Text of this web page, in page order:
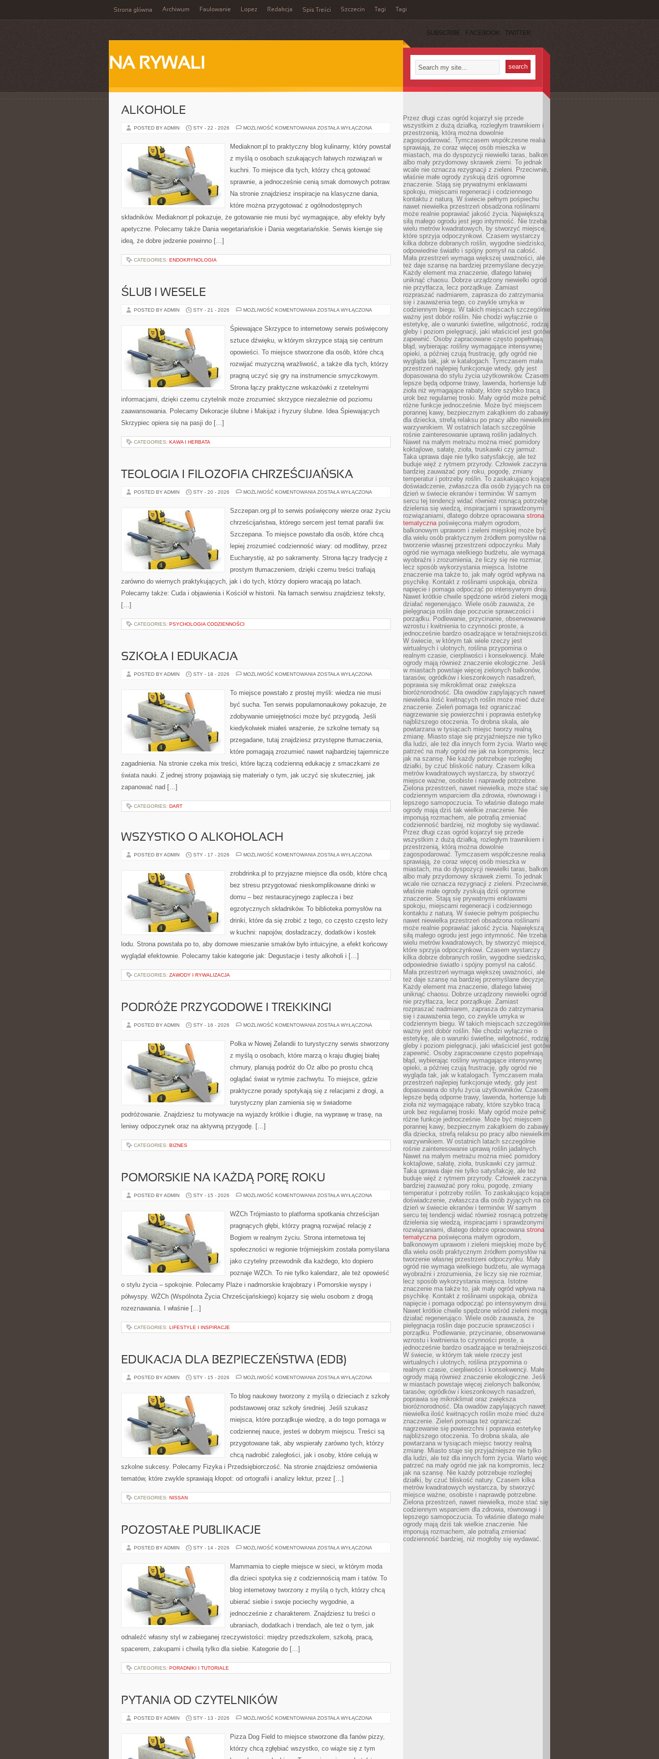
Strona główna Archiwum Faulowanie Lopez Redakcja Spis Treści Szczecin Tagi Tagi
SUBSCRIBE FACEBOOK TWITTER
NA RYWALI
ALKOHOLE
POSTED BY ADMIN STY - 22 - 2026 MOŻLIWOŚĆ KOMENTOWANIA ALKOHOLE
ZOSTAŁA WYŁĄCZONA
Mediaknorr.pl to praktyczny blog kulinarny, który powstał
z myślą o osobach szukających łatwych rozwiązań w
kuchni. To miejsce dla tych, którzy chcą gotować
sprawnie, a jednocześnie cenią smak domowych potraw.
Na stronie znajdziesz inspiracje na klasyczne dania,
które można przygotować z ogólnodostępnych
składników. Mediaknorr.pl pokazuje, że gotowanie nie musi być wymagające, aby efekty były
apetyczne. Polecamy także Dania wegetariańskie i Dania wegetariańskie. Serwis kieruje się
ideą, że dobre jedzenie powinno […]
CATEGORIES: ENDOKRYNOLOGIA
ŚLUB I WESELE
POSTED BY ADMIN STY - 21 - 2026 MOŻLIWOŚĆ KOMENTOWANIA ŚLUB
ZOSTAŁA WYŁĄCZONA
Śpiewające Skrzypce to internetowy serwis poświęcony
sztuce dźwięku, w którym skrzypce stają się centrum
opowieści. To miejsce stworzone dla osób, które chcą
rozwijać muzyczną wrażliwość, a także dla tych, którzy
pragną uczyć się gry na instrumencie smyczkowym.
Strona łączy praktyczne wskazówki z rzetelnymi
informacjami, dzięki czemu czytelnik może zrozumieć skrzypce niezależnie od poziomu
zaawansowania. Polecamy Dekoracje ślubne i Makijaż i fryzury ślubne. Idea Śpiewających
Skrzypiec opiera się na pasji do […]
CATEGORIES: KAWA I HERBATA
TEOLOGIA I FILOZOFIA CHRZEŚCIJAŃSKA
POSTED BY ADMIN STY - 20 - 2026 MOŻLIWOŚĆ KOMENTOWANIA TEOLOGIA
CHRZEŚCIJAŃSKA
ZOSTAŁA WYŁĄCZONA
Szczepan.org.pl to serwis poświęcony wierze oraz życiu
chrześcijaństwa, którego sercem jest temat parafii św.
Szczepana. To miejsce powstało dla osób, które chcą
lepiej zrozumieć codzienność wiary: od modlitwy, przez
Eucharystię, aż po sakramenty. Strona łączy tradycję z
prostym tłumaczeniem, dzięki czemu treści trafiają
zarówno do wiernych praktykujących, jak i do tych, którzy dopiero wracają po latach.
Polecamy także: Cuda i objawienia i Kościół w historii. Na łamach serwisu znajdziesz teksty,
[…]
CATEGORIES: PSYCHOLOGIA CODZIENNOŚCI
SZKOŁA I EDUKACJA
POSTED BY ADMIN STY - 18 - 2026 MOŻLIWOŚĆ KOMENTOWANIA SZKOŁA
ZOSTAŁA WYŁĄCZONA
To miejsce powstało z prostej myśli: wiedza nie musi
być sucha. Ten serwis popularnonaukowy pokazuje, że
zdobywanie umiejętności może być przygodą. Jeśli
kiedykolwiek miałeś wrażenie, że szkolne tematy są
przegadane, tutaj znajdziesz przystępne tłumaczenia,
które pomagają zrozumieć nawet najbardziej tajemnicze
zagadnienia. Na stronie czeka mix treści, które łączą codzienną edukację z smaczkami ze
świata nauki. Z jednej strony pojawiają się materiały o tym, jak uczyć się skuteczniej, jak
zapanować nad […]
CATEGORIES: DART
WSZYSTKO O ALKOHOLACH
POSTED BY ADMIN STY - 17 - 2026 MOŻLIWOŚĆ KOMENTOWANIA WSZYSTKO
ZOSTAŁA WYŁĄCZONA
zrobdrinka.pl to przyjazne miejsce dla osób, które chcą
bez stresu przygotować nieskomplikowane drinki w
domu – bez restauracyjnego zaplecza i bez
egzotycznych składników. To biblioteka pomysłów na
drinki, które da się zrobić z tego, co często często leży
w kuchni: napojów, dosładzaczy, dodatków i kostek
lodu. Strona powstała po to, aby domowe mieszanie smaków było intuicyjne, a efekt końcowy
wyglądał efektownie. Polecamy takie kategorie jak: Degustacje i testy alkoholi i […]
CATEGORIES: ZAWODY I RYWALIZACJA
PODRÓŻE PRZYGODOWE I TREKKINGI
POSTED BY ADMIN STY - 16 - 2026 MOŻLIWOŚĆ KOMENTOWANIA PODRÓŻE
TREKKINGI
ZOSTAŁA WYŁĄCZONA
Polka w Nowej Zelandii to turystyczny serwis stworzony
z myślą o osobach, które marzą o kraju długiej białej
chmury, planują podróż do Oz albo po prostu chcą
oglądać świat w rytmie zachwytu. To miejsce, gdzie
praktyczne porady spotykają się z relacjami z drogi, a
turystyczny plan zamienia się w świadome
podróżowanie. Znajdziesz tu motywacje na wyjazdy krótkie i długie, na wyprawę w trasę, na
leniwy odpoczynek oraz na aktywną przygodę. […]
CATEGORIES: BIZNES
POMORSKIE NA KAŻDĄ PORĘ ROKU
POSTED BY ADMIN STY - 15 - 2026 MOŻLIWOŚĆ KOMENTOWANIA POMORSKIE
PORĘ
ROKU
ZOSTAŁA WYŁĄCZONA
WŻCh Trójmiasto to platforma spotkania chrześcijan
pragnących głębi, którzy pragną rozwijać relację z
Bogiem w realnym życiu. Strona internetowa tej
społeczności w regionie trójmiejskim została pomyślana
jako czytelny przewodnik dla każdego, kto dopiero
poznaje WŻCh. To nie tylko kalendarz, ale też opowieść
o stylu życia – spokojnie. Polecamy Plaże i nadmorskie krajobrazy i Pomorskie wyspy i
półwyspy. WŻCh (Wspólnota Życia Chrześcijańskiego) kojarzy się wielu osobom z drogą
rozeznawania. I właśnie […]
CATEGORIES: LIFESTYLE I INSPIRACJE
EDUKACJA DLA BEZPIECZEŃSTWA (EDB)
POSTED BY ADMIN STY - 15 - 2026 MOŻLIWOŚĆ KOMENTOWANIA EDUKACJA
(EDB)
ZOSTAŁA WYŁĄCZONA
To blog naukowy tworzony z myślą o dzieciach z szkoły
podstawowej oraz szkoły średniej. Jeśli szukasz
miejsca, które porządkuje wiedzę, a do tego pomaga w
codziennej nauce, jesteś w dobrym miejscu. Treści są
przygotowane tak, aby wspierały zarówno tych, którzy
chcą nadrobić zaległości, jak i osoby, które celują w
szkolne sukcesy. Polecamy Fizyka i Przedsiębiorczość. Na stronie znajdziesz omówienia
tematów, które zwykle sprawiają kłopot: od ortografii i analizy lektur, przez […]
CATEGORIES: NISSAN
POZOSTAŁE PUBLIKACJE
POSTED BY ADMIN STY - 14 - 2026 MOŻLIWOŚĆ KOMENTOWANIA POZOSTAŁE
ZOSTAŁA WYŁĄCZONA
Mammamia to ciepłe miejsce w sieci, w którym moda
dla dzieci spotyka się z codziennością mam i tatów. To
blog internetowy tworzony z myślą o tych, którzy chcą
ubierać siebie i swoje pociechy wygodnie, a
jednocześnie z charakterem. Znajdziesz tu treści o
ubraniach, dodatkach i trendach, ale też o tym, jak
odnaleźć własny styl w zabieganej rzeczywistości: między przedszkolem, szkołą, pracą,
spacerem, zakupami i chwilą tylko dla siebie. Kategorie do […]
CATEGORIES: PORADNIKI I TUTORIALE
PYTANIA OD CZYTELNIKÓW
POSTED BY ADMIN STY - 13 - 2026 MOŻLIWOŚĆ KOMENTOWANIA PYTANIA
ZOSTAŁA WYŁĄCZONA
Pizza Dog Field to miejsce stworzone dla fanów pizzy,
którzy chcą zgłębiać wszystko, co wiąże się z tym
Przez długi czas ogród kojarzył się przede
wszystkim z dużą działką, rozległym trawnikiem i
przestrzenią, którą można dowolnie
zagospodarować. Tymczasem współczesne realia
sprawiają, że coraz więcej osób mieszka w
miastach, ma do dyspozycji niewielki taras, balkon
albo mały przydomowy skrawek ziemi. To jednak
wcale nie oznacza rezygnacji z zieleni. Przeciwnie,
właśnie małe ogrody zyskują dziś ogromne
znaczenie. Stają się prywatnymi enklawami
spokoju, miejscami regeneracji i codziennego
kontaktu z naturą. W świecie pełnym pośpiechu
nawet niewielka przestrzeń obsadzona roślinami
może realnie poprawiać jakość życia. Największą
siłą małego ogrodu jest jego intymność. Nie trzeba
wielu metrów kwadratowych, by stworzyć miejsce,
które sprzyja odpoczynkowi. Czasem wystarczy
kilka dobrze dobranych roślin, wygodne siedzisko,
odpowiednie światło i spójny pomysł na całość.
Mała przestrzeń wymaga większej uważności, ale
też daje szansę na bardziej przemyślane decyzje.
Każdy element ma znaczenie, dlatego łatwiej
uniknąć chaosu. Dobrze urządzony niewielki ogród
nie przytłacza, lecz porządkuje. Zamiast
rozpraszać nadmiarem, zaprasza do zatrzymania
się i zauważenia tego, co zwykle umyka w
codziennym biegu. W takich miejscach szczególnie
ważny jest dobór roślin. Nie chodzi wyłącznie o
estetykę, ale o warunki świetlne, wilgotność, rodzaj
gleby i poziom pielęgnacji, jaki właściciel jest gotów
zapewnić. Osoby zapracowane często popełniają
błąd, wybierając rośliny wymagające intensywnej
opieki, a później czują frustrację, gdy ogród nie
wygląda tak, jak w katalogach. Tymczasem mała
przestrzeń najlepiej funkcjonuje wtedy, gdy jest
dopasowana do stylu życia użytkowników. Czasem
lepsze będą odporne trawy, lawenda, hortensje lub
zioła niż wymagające rabaty, które szybko tracą
urok bez regularnej troski. Mały ogród może pełnić
różne funkcje jednocześnie. Może być miejscem
porannej kawy, bezpiecznym zakątkiem do zabawy
dla dziecka, strefą relaksu po pracy albo niewielkim
warzywnikiem. W ostatnich latach szczególnie
rośnie zainteresowanie uprawą roślin jadalnych.
Nawet na małym metrażu można mieć pomidory
koktajlowe, sałatę, zioła, truskawki czy jarmuż.
Taka uprawa daje nie tylko satysfakcję, ale też
buduje więź z rytmem przyrody. Człowiek zaczyna
bardziej zauważać pory roku, pogodę, zmiany
temperatur i potrzeby roślin. To zaskakująco kojące
doświadczenie, zwłaszcza dla osób żyjących na co
dzień w świecie ekranów i terminów. W samym
sercu tej tendencji widać również rosnącą potrzebę
dzielenia się wiedzą, inspiracjami i sprawdzonymi
rozwiązaniami, dlatego dobrze opracowana strona
tematycznapoświęcona małym ogrodom,
balkonowym uprawom i zieleni miejskiej może być
dla wielu osób praktycznym źródłem pomysłów na
tworzenie własnej przestrzeni odpoczynku. Mały
ogród nie wymaga wielkiego budżetu, ale wymaga
wyobraźni i zrozumienia, że liczy się nie rozmiar,
lecz sposób wykorzystania miejsca. Istotne
znaczenie ma także to, jak mały ogród wpływa na
psychikę. Kontakt z roślinami uspokaja, obniża
napięcie i pomaga odpocząć po intensywnym dniu.
Nawet krótkie chwile spędzone wśród zieleni mogą
działać regenerująco. Wiele osób zauważa, że
pielęgnacja roślin daje poczucie sprawczości i
porządku. Podlewanie, przycinanie, obserwowanie
wzrostu i kwitnienia to czynności proste, a
jednocześnie bardzo osadzające w teraźniejszości.
W świecie, w którym tak wiele rzeczy jest
wirtualnych i ulotnych, roślina przypomina o
realnym czasie, cierpliwości i konsekwencji. Małe
ogrody mają również znaczenie ekologiczne. Jeśli
w miastach powstaje więcej zielonych balkonów,
tarasów, ogródków i kieszonkowych nasadzeń,
poprawia się mikroklimat oraz zwiększa
bioróżnorodność. Dla owadów zapylających nawet
niewielka ilość kwitnących roślin może mieć duże
znaczenie. Zieleń pomaga też ograniczać
nagrzewanie się powierzchni i poprawia estetykę
najbliższego otoczenia. To drobna skala, ale
powtarzana w tysiącach miejsc tworzy realną
zmianę. Miasto staje się przyjaźniejsze nie tylko
dla ludzi, ale też dla innych form życia. Warto więc
patrzeć na mały ogród nie jak na kompromis, lecz
jak na szansę. Nie każdy potrzebuje rozległej
działki, by czuć bliskość natury. Czasem kilka
metrów kwadratowych wystarcza, by stworzyć
miejsce ważne, osobiste i naprawdę potrzebne.
Zielona przestrzeń, nawet niewielka, może stać się
codziennym wsparciem dla zdrowia, równowagi i
lepszego samopoczucia. To właśnie dlatego małe
ogrody mają dziś tak wielkie znaczenie. Nie
imponują rozmachem, ale potrafią zmieniać
codzienność bardziej, niż mogłoby się wydawać.
Przez długi czas ogród kojarzył się przede
wszystkim z dużą działką, rozległym trawnikiem i
przestrzenią, którą można dowolnie
zagospodarować. Tymczasem współczesne realia
sprawiają, że coraz więcej osób mieszka w
miastach, ma do dyspozycji niewielki taras, balkon
albo mały przydomowy skrawek ziemi. To jednak
wcale nie oznacza rezygnacji z zieleni. Przeciwnie,
właśnie małe ogrody zyskują dziś ogromne
znaczenie. Stają się prywatnymi enklawami
spokoju, miejscami regeneracji i codziennego
kontaktu z naturą. W świecie pełnym pośpiechu
nawet niewielka przestrzeń obsadzona roślinami
może realnie poprawiać jakość życia. Największą
siłą małego ogrodu jest jego intymność. Nie trzeba
wielu metrów kwadratowych, by stworzyć miejsce,
które sprzyja odpoczynkowi. Czasem wystarczy
kilka dobrze dobranych roślin, wygodne siedzisko,
odpowiednie światło i spójny pomysł na całość.
Mała przestrzeń wymaga większej uważności, ale
też daje szansę na bardziej przemyślane decyzje.
Każdy element ma znaczenie, dlatego łatwiej
uniknąć chaosu. Dobrze urządzony niewielki ogród
nie przytłacza, lecz porządkuje. Zamiast
rozpraszać nadmiarem, zaprasza do zatrzymania
się i zauważenia tego, co zwykle umyka w
codziennym biegu. W takich miejscach szczególnie
ważny jest dobór roślin. Nie chodzi wyłącznie o
estetykę, ale o warunki świetlne, wilgotność, rodzaj
gleby i poziom pielęgnacji, jaki właściciel jest gotów
zapewnić. Osoby zapracowane często popełniają
błąd, wybierając rośliny wymagające intensywnej
opieki, a później czują frustrację, gdy ogród nie
wygląda tak, jak w katalogach. Tymczasem mała
przestrzeń najlepiej funkcjonuje wtedy, gdy jest
dopasowana do stylu życia użytkowników. Czasem
lepsze będą odporne trawy, lawenda, hortensje lub
zioła niż wymagające rabaty, które szybko tracą
urok bez regularnej troski. Mały ogród może pełnić
różne funkcje jednocześnie. Może być miejscem
porannej kawy, bezpiecznym zakątkiem do zabawy
dla dziecka, strefą relaksu po pracy albo niewielkim
warzywnikiem. W ostatnich latach szczególnie
rośnie zainteresowanie uprawą roślin jadalnych.
Nawet na małym metrażu można mieć pomidory
koktajlowe, sałatę, zioła, truskawki czy jarmuż.
Taka uprawa daje nie tylko satysfakcję, ale też
buduje więź z rytmem przyrody. Człowiek zaczyna
bardziej zauważać pory roku, pogodę, zmiany
temperatur i potrzeby roślin. To zaskakująco kojące
doświadczenie, zwłaszcza dla osób żyjących na co
dzień w świecie ekranów i terminów. W samym
sercu tej tendencji widać również rosnącą potrzebę
dzielenia się wiedzą, inspiracjami i sprawdzonymi
rozwiązaniami, dlatego dobrze opracowana strona
tematycznapoświęcona małym ogrodom,
balkonowym uprawom i zieleni miejskiej może być
dla wielu osób praktycznym źródłem pomysłów na
tworzenie własnej przestrzeni odpoczynku. Mały
ogród nie wymaga wielkiego budżetu, ale wymaga
wyobraźni i zrozumienia, że liczy się nie rozmiar,
lecz sposób wykorzystania miejsca. Istotne
znaczenie ma także to, jak mały ogród wpływa na
psychikę. Kontakt z roślinami uspokaja, obniża
napięcie i pomaga odpocząć po intensywnym dniu.
Nawet krótkie chwile spędzone wśród zieleni mogą
działać regenerująco. Wiele osób zauważa, że
pielęgnacja roślin daje poczucie sprawczości i
porządku. Podlewanie, przycinanie, obserwowanie
wzrostu i kwitnienia to czynności proste, a
jednocześnie bardzo osadzające w teraźniejszości.
W świecie, w którym tak wiele rzeczy jest
wirtualnych i ulotnych, roślina przypomina o
realnym czasie, cierpliwości i konsekwencji. Małe
ogrody mają również znaczenie ekologiczne. Jeśli
w miastach powstaje więcej zielonych balkonów,
tarasów, ogródków i kieszonkowych nasadzeń,
poprawia się mikroklimat oraz zwiększa
bioróżnorodność. Dla owadów zapylających nawet
niewielka ilość kwitnących roślin może mieć duże
znaczenie. Zieleń pomaga też ograniczać
nagrzewanie się powierzchni i poprawia estetykę
najbliższego otoczenia. To drobna skala, ale
powtarzana w tysiącach miejsc tworzy realną
zmianę. Miasto staje się przyjaźniejsze nie tylko
dla ludzi, ale też dla innych form życia. Warto więc
patrzeć na mały ogród nie jak na kompromis, lecz
jak na szansę. Nie każdy potrzebuje rozległej
działki, by czuć bliskość natury. Czasem kilka
metrów kwadratowych wystarcza, by stworzyć
miejsce ważne, osobiste i naprawdę potrzebne.
Zielona przestrzeń, nawet niewielka, może stać się
codziennym wsparciem dla zdrowia, równowagi i
lepszego samopoczucia. To właśnie dlatego małe
ogrody mają dziś tak wielkie znaczenie. Nie
imponują rozmachem, ale potrafią zmieniać
codzienność bardziej, niż mogłoby się wydawać.